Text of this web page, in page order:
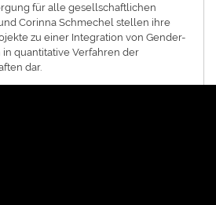
für alle gesellschaftlichen
Corinna Schmechel stellen ihre
zu einer Integration von Gender-
quantitative Verfahren der
dar.